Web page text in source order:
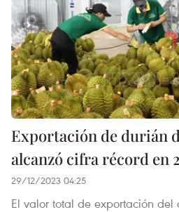
Exportación de durián
alcanzó cifra récord en
29/12/2023 04:25
El valor total de exportación del